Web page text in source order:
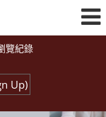
覽紀錄
Up)